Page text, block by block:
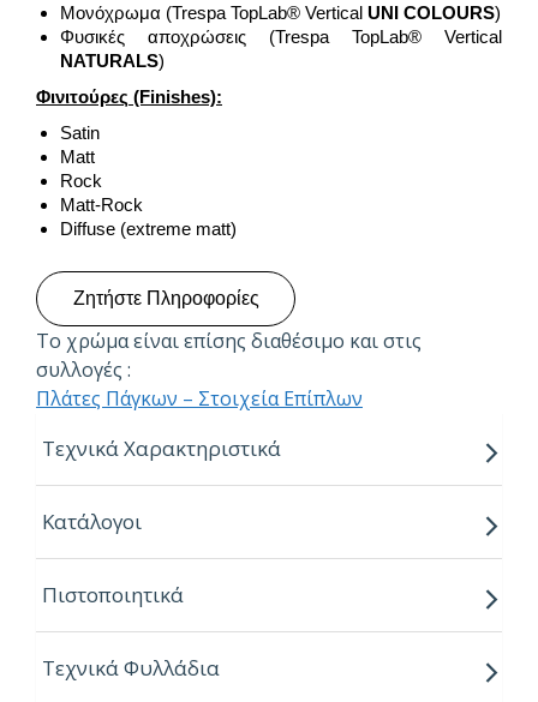
Μονόχρωμα (Trespa TopLab® Vertical UNI COLOURS)
Φυσικές αποχρώσεις (Trespa TopLab® Vertical
NATURALS)
Φινιτούρες (Finishes):
Satin
Matt
Rock
Matt-Rock
Diffuse (extreme matt)
Ζητήστε Πληροφορίες
Το χρώμα είναι επίσης διαθέσιμο και στις
συλλογές :
Πλάτες Πάγκων – Στοιχεία Επίπλων
Τεχνικά Χαρακτηριστικά
Πάχη:
6mm
8mm
Κατάλογοι
Πιστοποιητικά
Τεχνικά Φυλλάδια